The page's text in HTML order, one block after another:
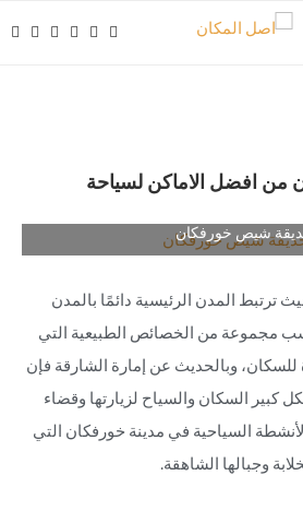
افضل الاماكن لسياحة
شيص خورفكان
المدن الرئيسية دائمًا بالمدن
مجموعة من الخصائص الطبيعية التي
وبالحديث عن إمارة الشارقة فإن
كبير السكان والسياح لزيارتها وقضاء
السياحية في مدينة خورفكان التي
وجبالها الشاهقة.